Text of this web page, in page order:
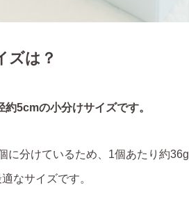
ズは？
5cmの小分けサイズです。
に分けているため、1個あたり約
なサイズです。